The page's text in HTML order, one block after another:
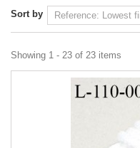
Sort by
Showing 1 - 23 of 23 items